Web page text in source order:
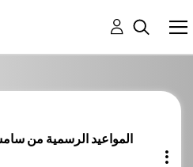
المواعيد الرسمية من